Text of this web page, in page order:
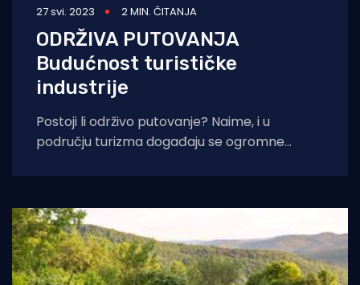
27 svi. 2023 2 MIN. ČITANJA
ODRŽIVA PUTOVANJA
Budućnost turističke
industrije
Postoji li održivo putovanje? Naime, i u
području turizma događaju se ogromne